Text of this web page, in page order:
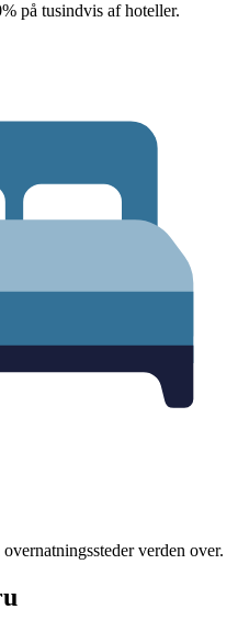
på tusindvis af hoteller.
verden over.